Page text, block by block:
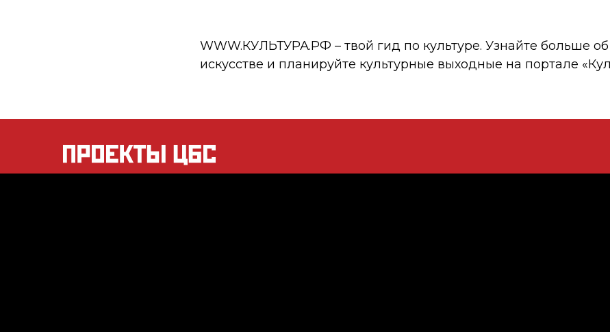
WWW.КУЛЬТУРА.РФ – твой гид по культуре. Узнайте больше
искусстве и планируйте культурные выходные на портале